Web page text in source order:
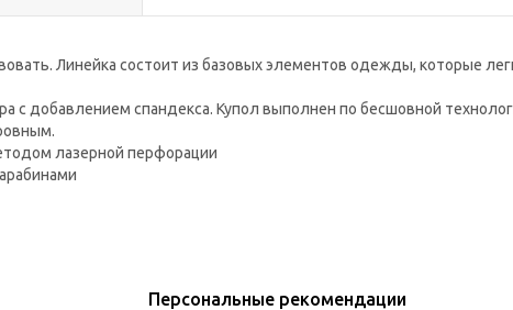
Линейка состоит из базовых элементов одежды, которые
с добавлением спандекса. Купол выполнен по бесшовной
лазерной перфорации
Персональные рекомендации